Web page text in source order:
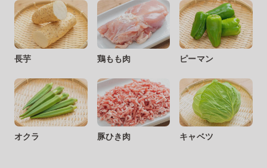
長芋 鶏もも肉 ピーマン
オクラ 豚ひき肉 キャベツ